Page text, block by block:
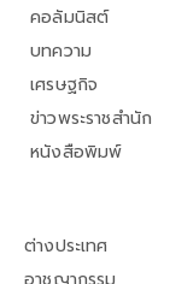
คอลัมนิสต์
บทความ
เศรษฐกิจ
ข่าวพระราชสำนัก
หนังสือพิมพ์
ต่างประเทศ